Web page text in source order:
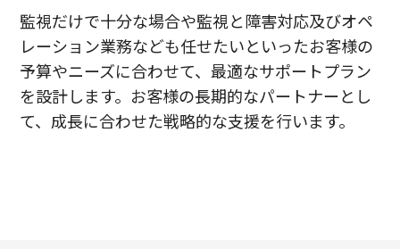
監視だけで十分な場合や監視と障害対応及びオペ
レーション業務なども任せたいといったお客様の
予算やニーズに合わせて、最適なサポートプラン
を設計します。お客様の長期的なパートナーとし
て、成長に合わせた戦略的な支援を行います。